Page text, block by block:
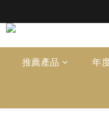
根據香港法律
根據香港法律
推薦產品 年